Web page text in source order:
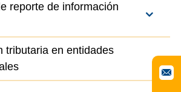
reporte de información
tributaria en entidades